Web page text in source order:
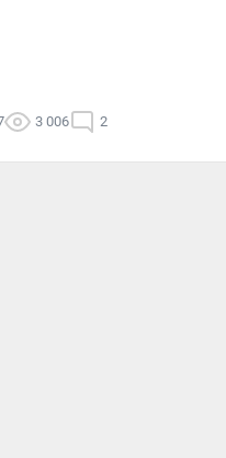
3 006 2